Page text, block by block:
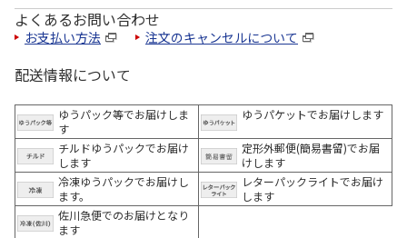
よくあるお問い合わせ
お支払い方法 注文のキャンセルについて
配送情報について
ゆうパック等でお届けしま
す
ゆうパケットでお届けします
チルドゆうパックでお届け
します
定形外郵便(簡易書留)でお届
けします
冷凍ゆうパックでお届けし
ます。
レターパックライトでお届け
します
佐川急便でのお届けとなり
ます